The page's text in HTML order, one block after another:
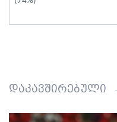
დაკავშირებული